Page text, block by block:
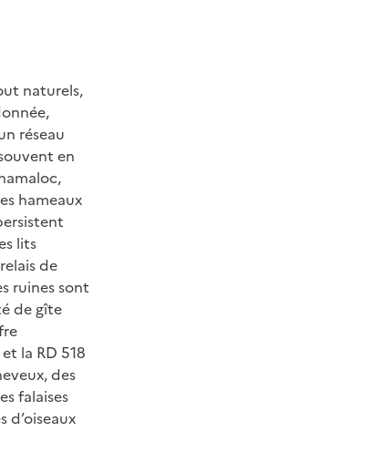
naturels,
réseau
en
hameaux
lits
de
ruines sont
de gîte
la RD 518
des
falaises
d’oiseaux